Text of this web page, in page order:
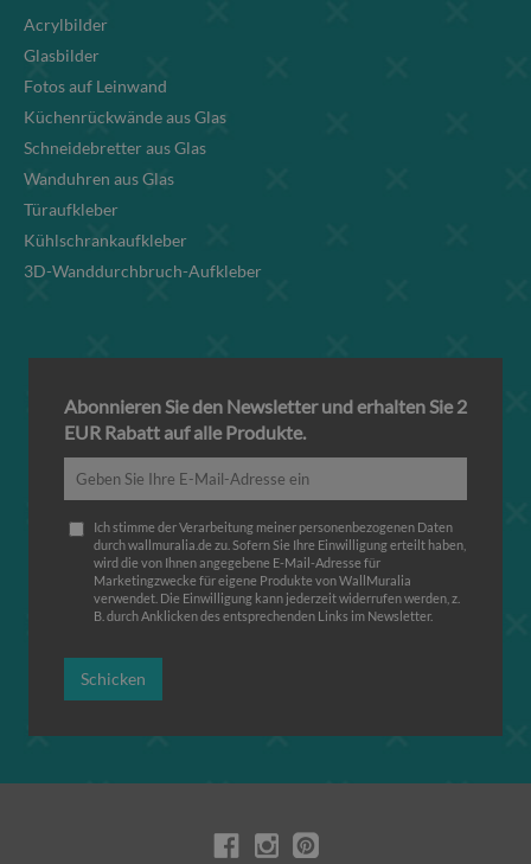
Acrylbilder
Glasbilder
Fotos auf Leinwand
Küchenrückwände aus Glas
Schneidebretter aus Glas
Wanduhren aus Glas
Türaufkleber
Kühlschrankaufkleber
3D-Wanddurchbruch-Aufkleber
Abonnieren Sie den Newsletter und erhalten Sie 2
EUR Rabatt auf alle Produkte.
Ich stimme der Verarbeitung meiner personenbezogenen Daten
durch wallmuralia.de zu. Sofern Sie Ihre Einwilligung erteilt haben,
wird die von Ihnen angegebene E-Mail-Adresse für
Marketingzwecke für eigene Produkte von WallMuralia
verwendet. Die Einwilligung kann jederzeit widerrufen werden, z.
B. durch Anklicken des entsprechenden Links im Newsletter.
Schicken